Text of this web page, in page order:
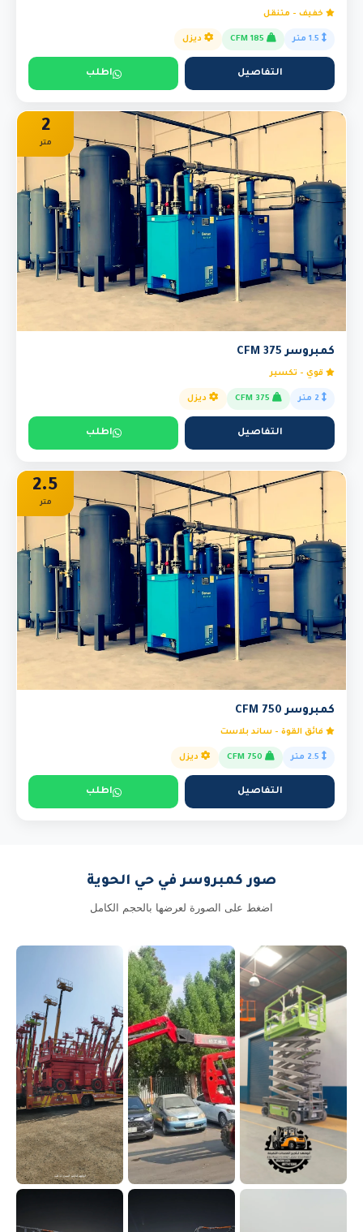
خفيف - متنقل
ديزل
التفاصيل اطلب
2
متر
كمبروسر 375 CFM
قوي - تكسير
ديزل
التفاصيل اطلب
2.5
متر
كمبروسر 750 CFM
فائق القوة - ساند بلاست
ديزل
التفاصيل اطلب
صور كمبروسر في حي الحوية
اضغط على الصورة لعرضها بالحجم الكامل